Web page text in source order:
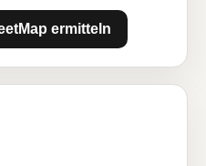
ermitteln